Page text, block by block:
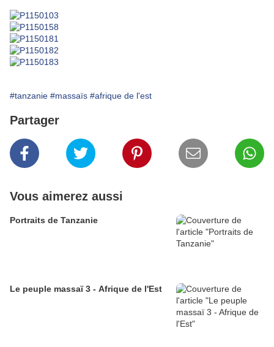
#tanzanie #massaïs #afrique de l'est
Partager
Vous aimerez aussi
Portraits de Tanzanie
Le peuple massaï 3 - Afrique de l'Est